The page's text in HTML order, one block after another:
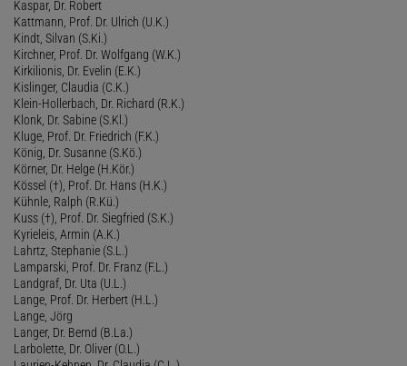
Kaspar, Dr. Robert
Kattmann, Prof. Dr. Ulrich (U.K.)
Kindt, Silvan (S.Ki.)
Kirchner, Prof. Dr. Wolfgang (W.K.)
Kirkilionis, Dr. Evelin (E.K.)
Kislinger, Claudia (C.K.)
Klein-Hollerbach, Dr. Richard (R.K.)
Klonk, Dr. Sabine (S.Kl.)
Kluge, Prof. Dr. Friedrich (F.K.)
König, Dr. Susanne (S.Kö.)
Körner, Dr. Helge (H.Kör.)
Kössel (†), Prof. Dr. Hans (H.K.)
Kühnle, Ralph (R.Kü.)
Kuss (†), Prof. Dr. Siegfried (S.K.)
Kyrieleis, Armin (A.K.)
Lahrtz, Stephanie (S.L.)
Lamparski, Prof. Dr. Franz (F.L.)
Landgraf, Dr. Uta (U.L.)
Lange, Prof. Dr. Herbert (H.L.)
Lange, Jörg
Langer, Dr. Bernd (B.La.)
Larbolette, Dr. Oliver (O.L.)